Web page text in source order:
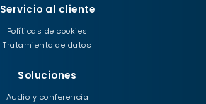
Servicio al cliente
Políticas de cookies
Tratamiento de datos
Soluciones
Audio y conferencia